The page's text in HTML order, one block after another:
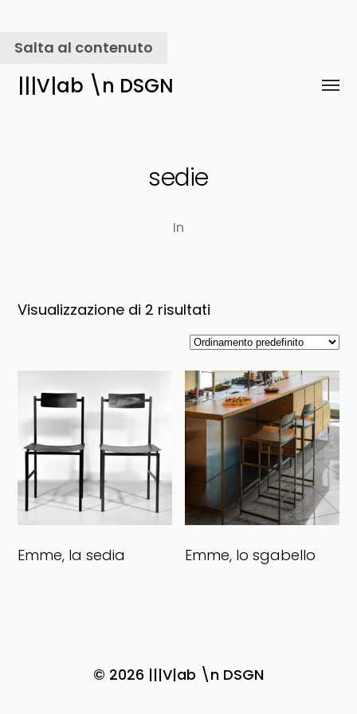
Salta al contenuto
|||V|ab \n DSGN
sedie
In
Visualizzazione di 2 risultati
Emme, la sedia Emme, lo sgabello
© 2026 |||V|ab \n DSGN